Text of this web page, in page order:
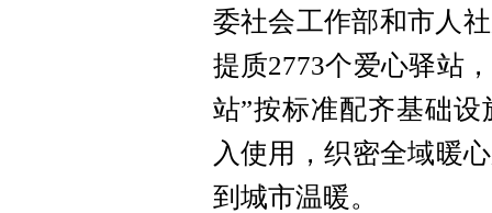
委社会工作部和市人
提质2773个爱心驿站
站”按标准配齐基础
入使用，织密全域暖
到城市温暖。